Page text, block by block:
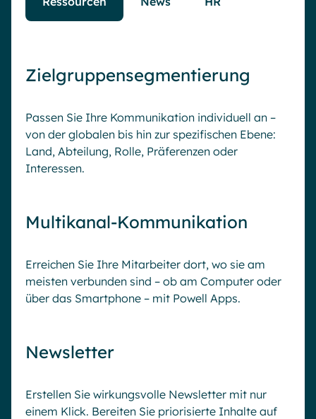
Zielgruppensegmentierung
Passen Sie Ihre Kommunikation individuell an –
von der globalen bis hin zur spezifischen Ebene:
Land, Abteilung, Rolle, Präferenzen oder
Interessen.
Multikanal-Kommunikation
Erreichen Sie Ihre Mitarbeiter dort, wo sie am
meisten verbunden sind – ob am Computer oder
über das Smartphone – mit Powell Apps.
Newsletter
Erstellen Sie wirkungsvolle Newsletter mit nur
einem Klick. Bereiten Sie priorisierte Inhalte auf